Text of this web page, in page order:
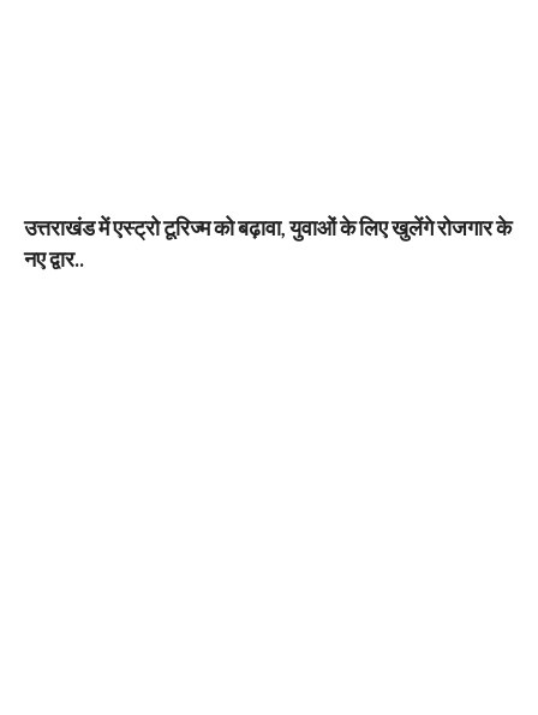
उत्तराखंड में एस्ट्रो टूरिज्म को बढ़ावा, युवाओं के लिए खुलेंगे रोजगार के
नए द्वार..